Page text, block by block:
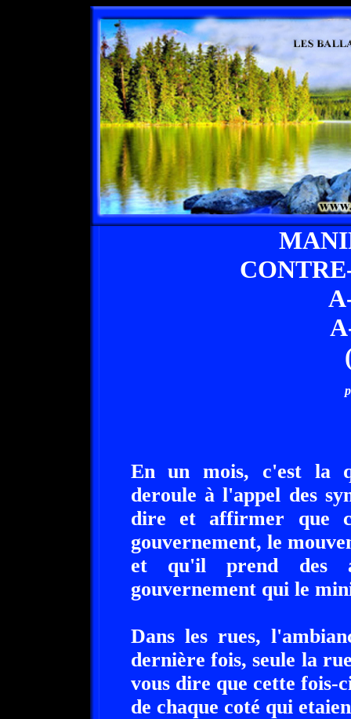
En un mois, c'est la
deroule à l'appel des
dire et affirmer que
gouvernement, le
et qu'il prend des
gouvernement qui le
Dans les rues,
dernière fois, seule la
vous dire que cette
de chaque coté qui